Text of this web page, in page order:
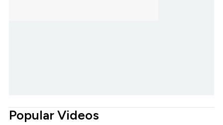
Popular Videos